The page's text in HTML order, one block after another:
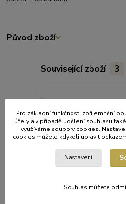
Původ zboží
Související zboží 3
Pro základní funkčnost, zpříjemnění
účely a v případě udělení souhlasu
využíváme soubory cookies.
cookies můžete kdykoli upravit
Nastavení
Souhlas můžete